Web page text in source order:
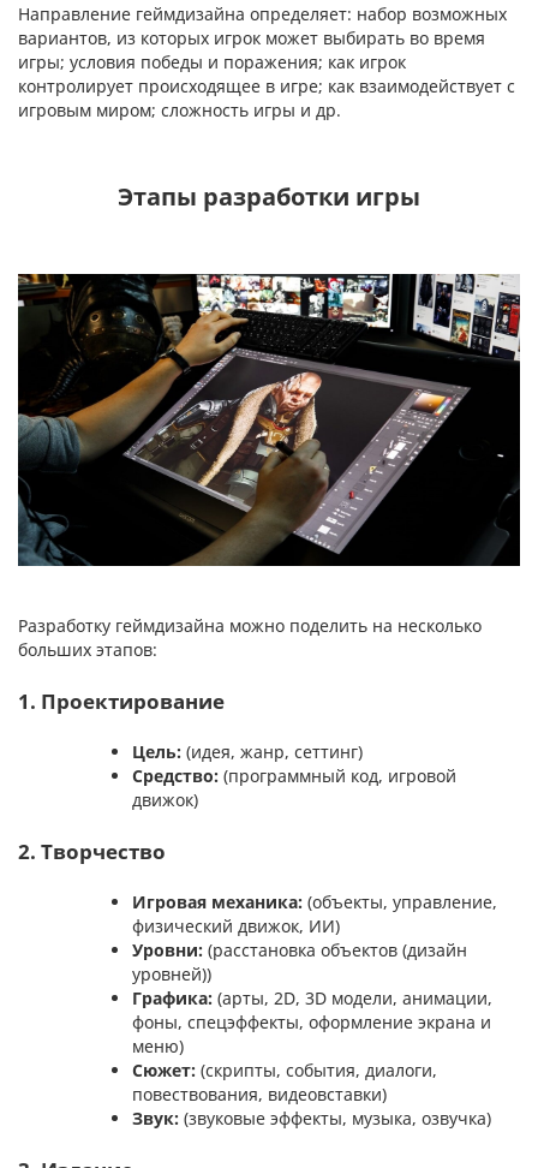
Направление геймдизайна определяет: набор возможных
вариантов, из которых игрок может выбирать во время
игры; условия победы и поражения; как игрок
контролирует происходящее в игре; как взаимодействует с
игровым миром; сложность игры и др.
Этапы разработки игры
Разработку геймдизайна можно поделить на несколько
больших этапов:
1. Проектирование
Цель: (идея, жанр, сеттинг)
Средство: (программный код, игровой
движок)
2. Творчество
Игровая механика: (объекты, управление,
физический движок, ИИ)
Уровни: (расстановка объектов (дизайн
уровней))
Графика: (арты, 2D, 3D модели, анимации,
фоны, спецэффекты, оформление экрана и
меню)
Сюжет: (скрипты, события, диалоги,
повествования, видеовставки)
Звук: (звуковые эффекты, музыка, озвучка)